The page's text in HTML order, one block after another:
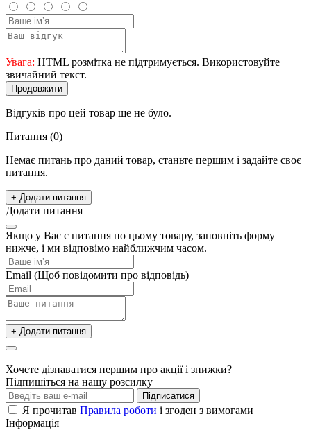
Увага: HTML розмітка не підтримується. Використовуйте
звичайний текст.
Продовжити
Відгуків про цей товар ще не було.
Питання (0)
Немає питань про даний товар, станьте першим і задайте своє
питання.
+ Додати питання
Додати питання
Якщо у Вас є питання по цьому товару, заповніть форму
нижче, і ми відповімо найближчим часом.
Email (Щоб повідомити про відповідь)
+ Додати питання
Хочете дізнаватися першим про акції і знижки?
Підпишіться на нашу розсилку
Підписатися
Я прочитав Правила роботи і згоден з вимогами
Інформація